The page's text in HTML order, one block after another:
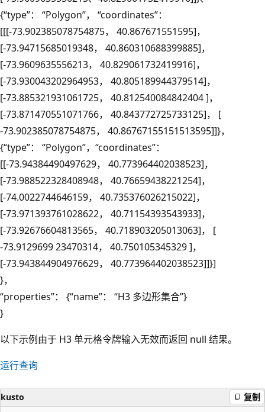
{“type”： “Polygon”， “coordinates”：
[[[-73.902385078754875， 40.867671551595]，
[-73.94715685019348， 40.860310688399885]，
[-73.9609635556213， 40.829061732419916]，
[-73.930043202964953， 40.805189944379514]，
[-73.885321931061725， 40.812540084842404 ]，
[-73.871470551071766， 40.843772725733125]， [
-73.902385078754875， 40.86767155151513595]]}，
{“type”： “Polygon”，“coordinates”：
[[-73.94384490497629， 40.773964402038523]，
[-73.988522328408948， 40.76659438221254]，
[-74.0022744646159， 40.735376026215022]，
[-73.971393761028622， 40.71154393543933]，
[-73.92676604813565， 40.718903205013063]， [
-73.9129699 23470314， 40.750105345329 ]，
[-73.943844904976629， 40.773964402038523]]}]
}，
“properties”： {“name”： “H3 多边形集合”}
}
以下示例由于 H3 单元格令牌输入无效而返回 null 结果。
运行查询
kusto 复制